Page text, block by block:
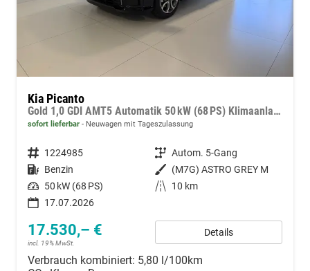
Kia Picanto
Gold 1,0 GDI AMT5 Automatik 50 kW (68 PS) Klimaanlage, Sitzheizung, Lenkradheizung, Navigationssystem, Radio, DAB, Android Auto, Apple CarPlay, Freisprecheinrichtung, Bluetooth, Rückfahrkamera, 15 Zoll Leichtmetallfelgen, uvm.
sofort lieferbar Neuwagen mit Tageszulassung
Fahrzeugnummer 1224985 Getriebe Autom. 5-Gang
Kraftstoff Benzin Außenfarbe (M7G) ASTRO GREY M
Leistung 50 kW (68 PS) Kilometerstand
10 km
17.07.2026
17.530,– €
incl. 19% MwSt.
Details
Verbrauch kombiniert: 5,80 l/100km